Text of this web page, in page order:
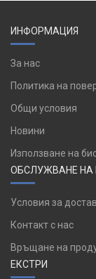
ИНФОРМАЦИЯ
За нас
Политика на
Общи условия
Новини
Използване на
ОБСЛУЖВАНЕ НА
Условия за
Контакт с нас
Връщане на
ЕКСТРИ